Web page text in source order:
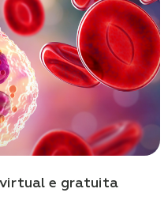
e gratuita